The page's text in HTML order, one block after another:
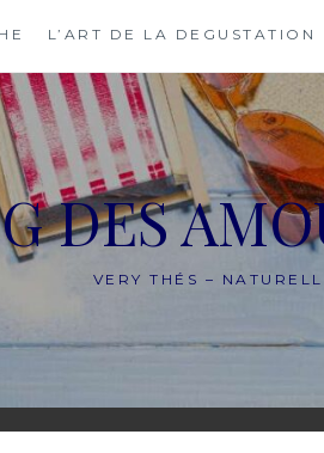
L’ART DE LA DEGUSTATION
DES
VERY THÉS –